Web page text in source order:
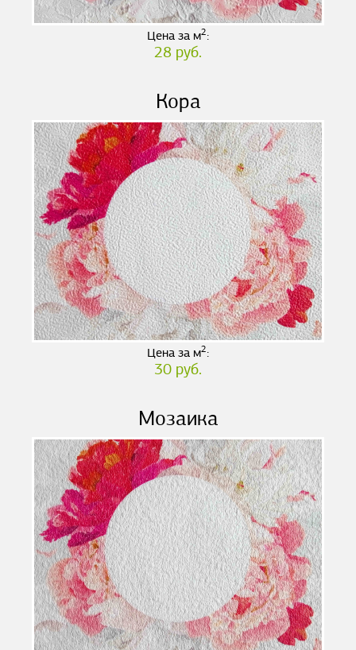
Цена за м2:
28 руб.
Кора
Цена за м2:
30 руб.
Мозаика